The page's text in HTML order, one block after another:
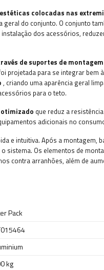
colocadas nas
do conjunto. O conjunto
instalação dos acessórios,
de suportes de montagem
projetada para se integrar bem
, criando uma aparência geral
para o teto.
que reduz a
adicionais no
e intuitiva. Após a montagem,
sistema. Os elementos de
contra arranhões, além de
Pack
kg